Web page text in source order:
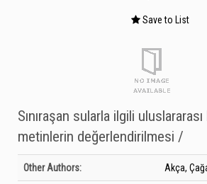
Save to List
Sınıraşan sularla ilgili
metinlerin değerlendirilmesi /
Bibliographic Details
Other Authors: Akça,